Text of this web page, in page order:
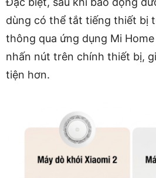
dùng có thể tắt tiếng thiết bị
thông qua ứng dụng Mi
nhấn nút trên chính thiết bị,
tiện hơn.